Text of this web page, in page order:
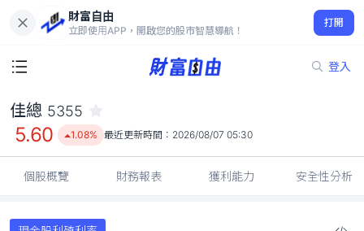
財富自由
立即使用APP，開啟您的股市智慧導航！
打開
登入
5.60
1.08%
佳總 5355
5.60 1.08% 最近更新時間： 2026/08/07 05:30
個股概覽 財務報表 獲利能力 安全性分析